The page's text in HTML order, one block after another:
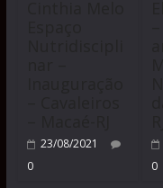
23/08/2021
0
0